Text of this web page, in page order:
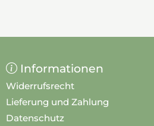
Informationen
Widerrufsrecht
Lieferung und Zahlung
Datenschutz